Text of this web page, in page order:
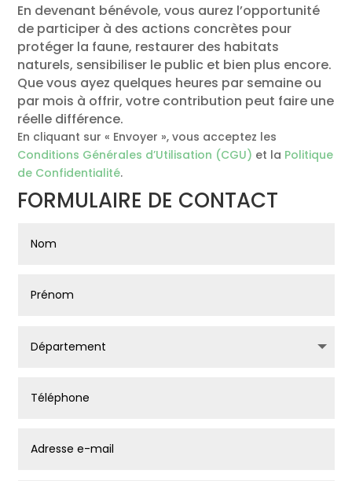
En devenant bénévole, vous aurez l’opportunité
de participer à des actions concrètes pour
protéger la faune, restaurer des habitats
naturels, sensibiliser le public et bien plus encore.
Que vous ayez quelques heures par semaine ou
par mois à offrir, votre contribution peut faire une
réelle différence.
En cliquant sur « Envoyer », vous acceptez les
Conditions Générales d’Utilisation (CGU) et la Politique
de Confidentialité.
FORMULAIRE DE CONTACT